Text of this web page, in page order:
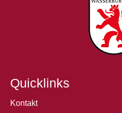
Quicklinks
Kontakt